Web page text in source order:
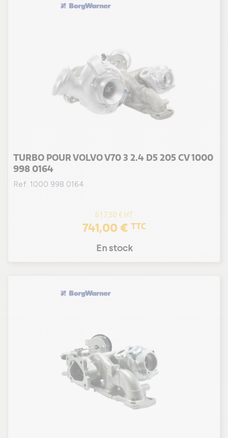
TURBO POUR VOLVO V70 3 2.4 D5 205 CV 1000
998 0164
Ref. 1000 998 0164
617,50 € HT
741,00 € TTC
En stock